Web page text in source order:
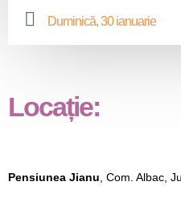
Duminică, 30 ianuarie
Locație:
Pensiunea Jianu Com. Albac,